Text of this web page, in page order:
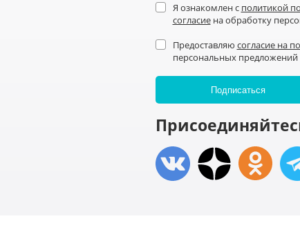
Я ознакомлен с политикой
согласиена обработку
Предоставляю согласие на
персональных предложений